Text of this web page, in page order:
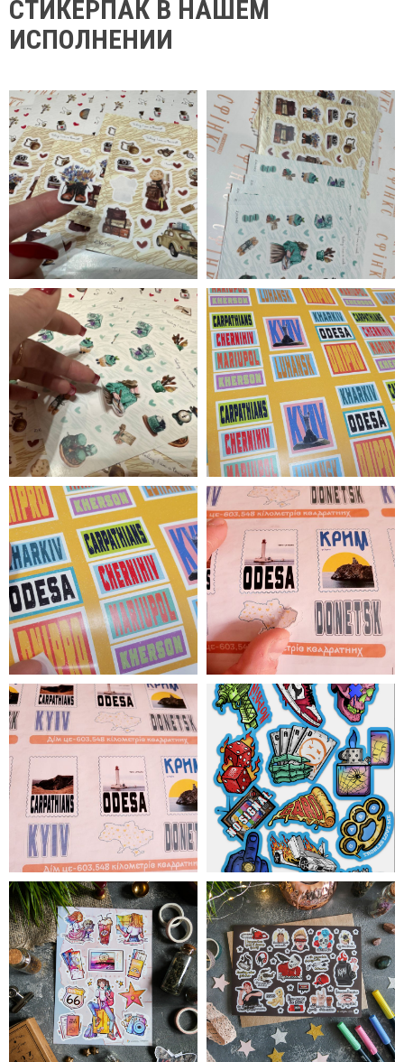
СТИКЕРПАК В НАШЕМ
ИСПОЛНЕНИИ